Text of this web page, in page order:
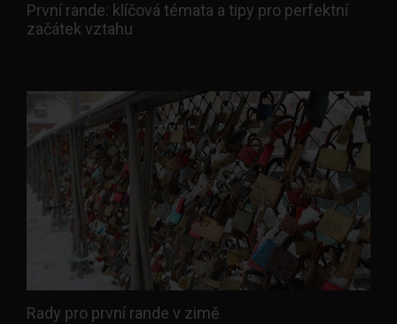
První rande: klíčová témata a tipy pro perfektní
začátek vztahu
Rady pro první rande v zimě